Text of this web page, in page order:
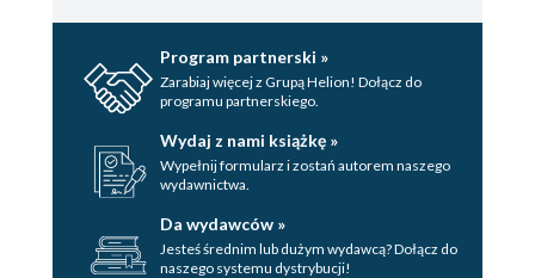
Program partnerski »
Zarabiaj więcej z Grupą Helion! Dołącz do
programu partnerskiego.
Wydaj z nami książkę »
Wypełnij formularz i zostań autorem naszego
wydawnictwa.
Da wydawców »
Jesteś średnim lub dużym wydawcą? Dołącz do
naszego systemu dystrybucji!